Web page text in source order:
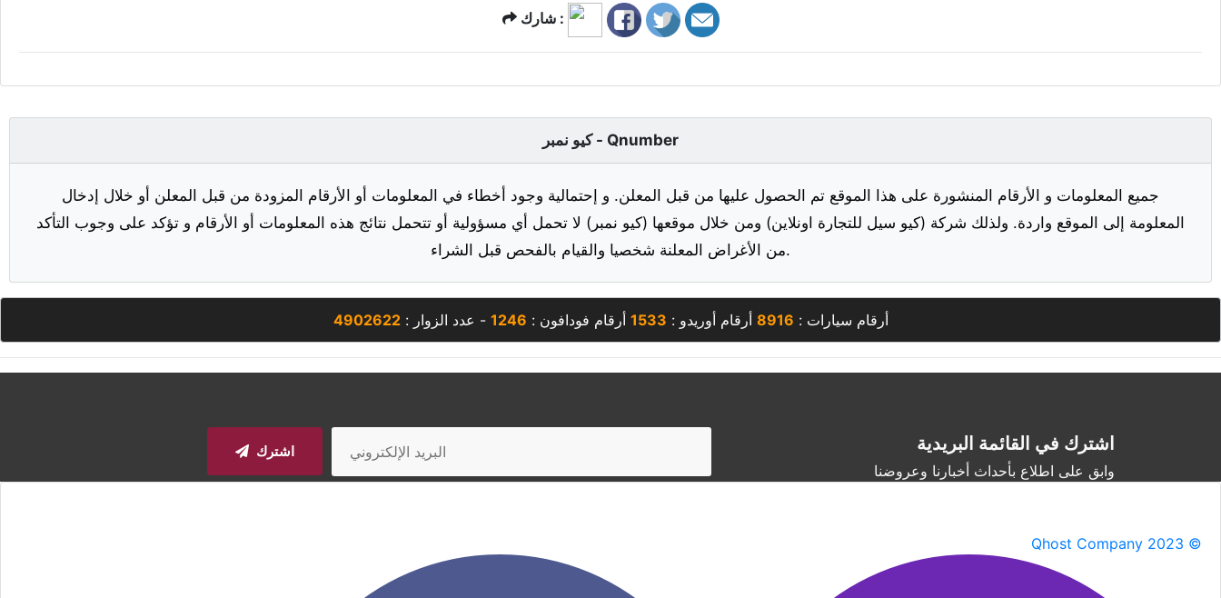
شارك :
كيو نمبر - Qnumber
جميع المعلومات و الأرقام المنشورة على هذا الموقع تم الحصول عليها من قبل المعلن. و إحتمالية وجود أخطاء في المعلومات أو الأرقام المزودة من قبل المعلن أو خلال إدخال
المعلومة إلى الموقع واردة. ولذلك شركة (كيو سيل للتجارة اونلاين) ومن خلال موقعها (كيو نمبر) لا تحمل أي مسؤولية أو تتحمل نتائج هذه المعلومات أو الأرقام و تؤكد على وجوب التأكد
من الأغراض المعلنة شخصيا والقيام بالفحص قبل الشراء.
أرقام سيارات : 8916 أرقام أوريدو : 1533 أرقام فودافون : 1246 - عدد الزوار :4902622
اشترك في القائمة البريدية
وابق على اطلاع بأحداث أخبارنا وعروضنا
اشترك
Qhost Company 2023 ©